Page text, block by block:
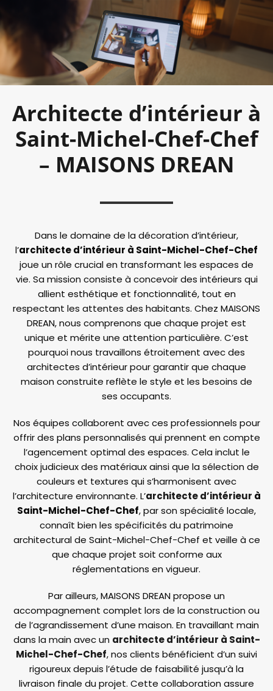
Architecte d’intérieur à
Saint-Michel-Chef-Chef
– MAISONS DREAN
Dans le domaine de la décoration d’intérieur,
l’architecte d’intérieur à Saint-Michel-Chef-Chef
joue un rôle crucial en transformant les espaces de
vie. Sa mission consiste à concevoir des intérieurs qui
allient esthétique et fonctionnalité, tout en
respectant les attentes des habitants. Chez MAISONS
DREAN, nous comprenons que chaque projet est
unique et mérite une attention particulière. C’est
pourquoi nous travaillons étroitement avec des
architectes d’intérieur pour garantir que chaque
maison construite reflète le style et les besoins de
ses occupants.
Nos équipes collaborent avec ces professionnels pour
offrir des plans personnalisés qui prennent en compte
l’agencement optimal des espaces. Cela inclut le
choix judicieux des matériaux ainsi que la sélection de
couleurs et textures qui s’harmonisent avec
l’architecture environnante. L’architecte d’intérieur à
Saint-Michel-Chef-Chef, par son spécialité locale,
connaît bien les spécificités du patrimoine
architectural de Saint-Michel-Chef-Chef et veille à ce
que chaque projet soit conforme aux
réglementations en vigueur.
Par ailleurs, MAISONS DREAN propose un
accompagnement complet lors de la construction ou
de l’agrandissement d’une maison. En travaillant main
dans la main avec un architecte d’intérieur à Saint-
Michel-Chef-Chef, nos clients bénéficient d’un suivi
rigoureux depuis l’étude de faisabilité jusqu’à la
livraison finale du projet. Cette collaboration assure